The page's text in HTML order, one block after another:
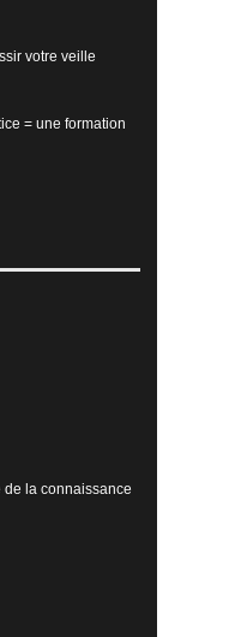
votre veille
= une formation
la connaissance